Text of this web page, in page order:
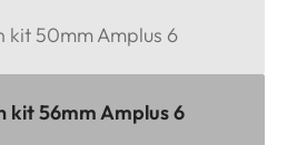
kit 50mm Amplus 6
kit 56mm Amplus 6